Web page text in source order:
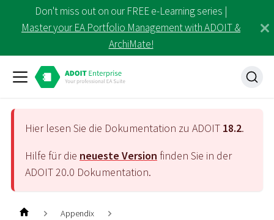
Don't miss out on our FREE e-Learning series |
Master your EA Portfolio Management with ADOIT &
ArchiMate!
Hier lesen Sie die Dokumentation zu ADOIT 18.2.
Hilfe für die neueste Version finden Sie in der
ADOIT20.0 Dokumentation.
Appendix